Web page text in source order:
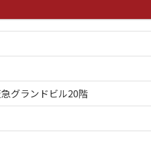
グランドビル20階